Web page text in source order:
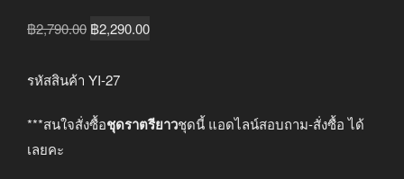
฿2,790.00 Original
was:
฿2,290.00Current
รหัสสินค้า YI-27
***สนใจสั่งซื้อชุดราตรียาวชุดนี้ แอดไลน์สอบถาม-สั่งซื้อ ได้
เลยคะ